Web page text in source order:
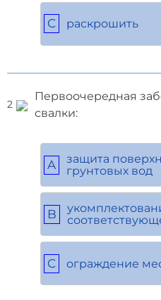
C раскрошить
2
Первоочередная
свалки:
A
защита
грунтовых вод
B
C ограждение